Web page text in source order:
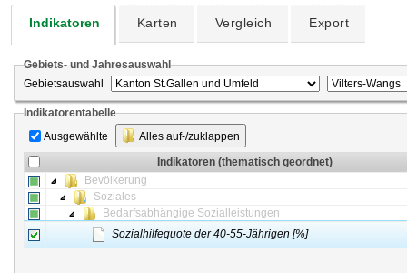
Indikatoren Karten Vergleich Export
Gebiets- und Jahresauswahl
Gebietsauswahl
Indikatorentabelle
Ausgewählte
Alles auf-/zuklappen
Indikatoren (thematisch geordnet)
Bevölkerung
Soziales
Bedarfsabhängige Sozialleistungen
Sozialhilfequote der 40-55-Jährigen [%]